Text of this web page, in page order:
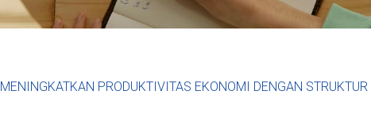
MENINGKATKAN PRODUKTIVITAS EKONOMI DENGAN